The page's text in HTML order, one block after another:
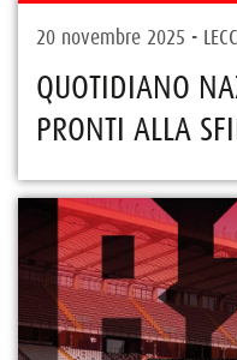
20 novembre 2025 -
QUOTIDIANO
PRONTI ALLA